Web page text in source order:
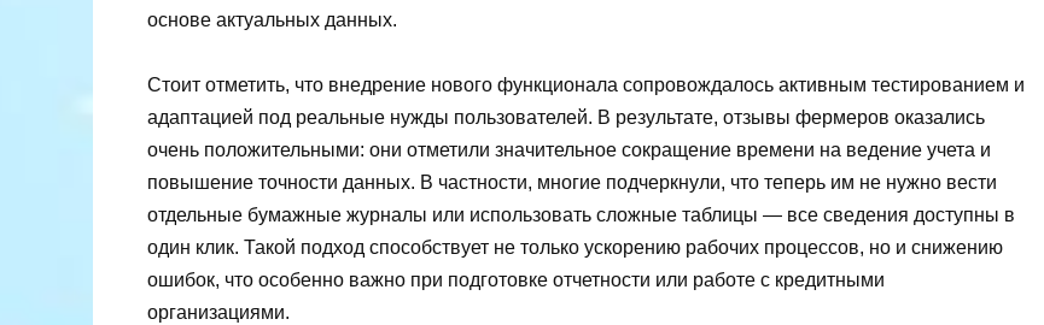
основе актуальных данных.
Стоит отметить, что внедрение нового функционала сопровождалось активным тестированием и
адаптацией под реальные нужды пользователей. В результате, отзывы фермеров оказались
очень положительными: они отметили значительное сокращение времени на ведение учета и
повышение точности данных. В частности, многие подчеркнули, что теперь им не нужно вести
отдельные бумажные журналы или использовать сложные таблицы — все сведения доступны в
один клик. Такой подход способствует не только ускорению рабочих процессов, но и снижению
ошибок, что особенно важно при подготовке отчетности или работе с кредитными
организациями.